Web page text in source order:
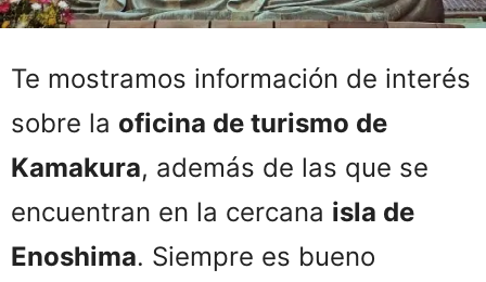
Te mostramos información de interés
sobre la oficina de turismo de
Kamakura, además de las que se
encuentran en la cercana isla de
Enoshima. Siempre es bueno